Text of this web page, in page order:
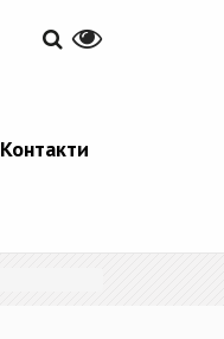
Контакти